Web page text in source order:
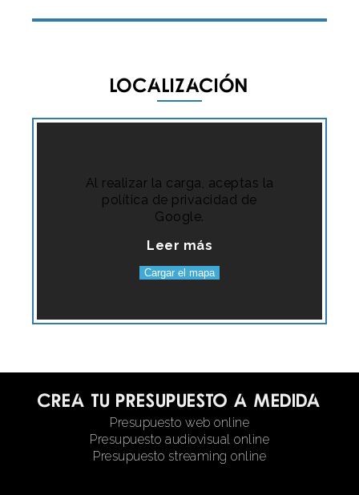
Localización
Al realizar la carga, aceptas la
política de privacidad de
Google.
Leer más
Cargar el mapa
Crea tu presupuesto a medida
Presupuesto web online
Presupuesto audiovisual online
Presupuesto streaming online